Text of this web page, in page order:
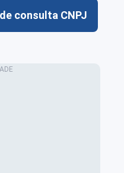
consulta CNPJ